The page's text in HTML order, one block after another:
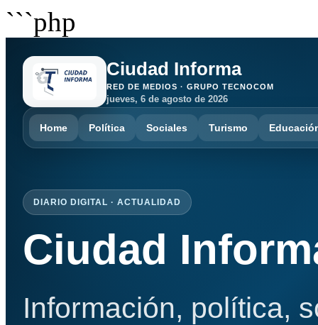
```php
Ciudad Informa
RED DE MEDIOS · GRUPO TECNOCOM
jueves, 6 de agosto de 2026
Home Política Sociales Turismo
DIARIO DIGITAL · ACTUALIDAD
Ciudad
Información, política,